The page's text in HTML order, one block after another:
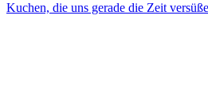
Kuchen, die uns gerade die Zeit